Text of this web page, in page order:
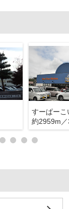
すーぱーこ
約2959m